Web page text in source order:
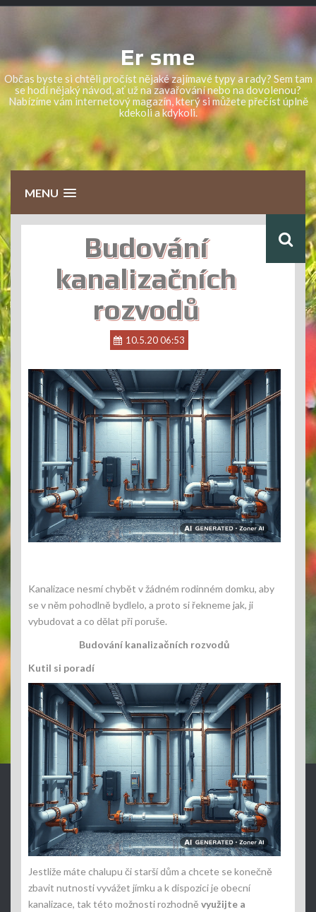
Skip
Er sme
Občas byste si chtěli pročíst nějaké zajímavé typy a rady? Sem tam
se hodí nějaký návod, ať už na zavařování nebo na dovolenou?
Nabízíme vám internetový magazín, který si můžete přečíst úplně
kdekoli a kdykoli.
MENU
Budování
kanalizačních
rozvodů
10.5.20 06:53
Kanalizace nesmí chybět v žádném rodinném domku, aby
se v něm pohodlně bydlelo, a proto si řekneme jak, ji
vybudovat a co dělat při poruše.
Budování kanalizačních rozvodů
Kutil si poradí
Jestliže máte chalupu či starší dům a chcete se konečně
zbavit nutnosti vyvážet jímku a k dispozici je obecní
kanalizace, tak této možnosti rozhodně využijte a